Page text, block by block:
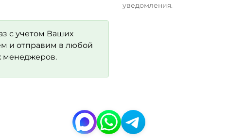
уведомления.
с учетом Ваших
и отправим в любой
менеджеров.